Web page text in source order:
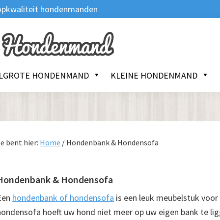
hondenmanden
HONDENMAND KLEINE HONDENMAND
bent hier: Home / Hondenbank & Hondensofa
& Hondensofa
hondenbank of hondensofa is een leuk meubelstuk
hoeft uw hond niet meer op uw eigen bank te